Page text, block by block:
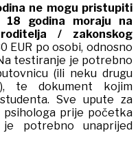
ne mogu pristupiti
18 godina moraju na
/
zakonskog
EUR po osobi, odnosno
testiranje je potrebno
(ili neku drugu
te dokument kojim
Sve upute za
prije početka
potrebno unaprijed